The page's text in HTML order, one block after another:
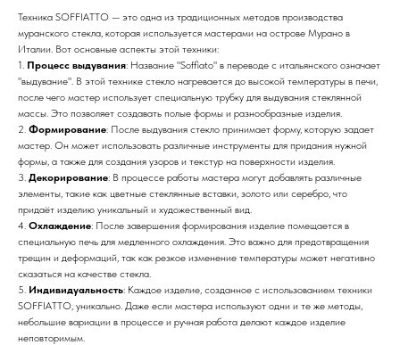
Техника SOFFIATTO — это одна из традиционных методов производства
муранского стекла, которая используется мастерами на острове Мурано в
Италии. Вот основные аспекты этой техники:
1. Процесс выдувания: Название "Soffiato" в переводе с итальянского означает
"выдувание". В этой технике стекло нагревается до высокой температуры в печи,
после чего мастер использует специальную трубку для выдувания стеклянной
массы. Это позволяет создавать полые формы и разнообразные изделия.
2. Формирование: После выдувания стекло принимает форму, которую задает
мастер. Он может использовать различные инструменты для придания нужной
формы, а также для создания узоров и текстур на поверхности изделия.
3. Декорирование: В процессе работы мастера могут добавлять различные
элементы, такие как цветные стеклянные вставки, золото или серебро, что
придаёт изделию уникальный и художественный вид.
4. Охлаждение: После завершения формирования изделие помещается в
специальную печь для медленного охлаждения. Это важно для предотвращения
трещин и деформаций, так как резкое изменение температуры может негативно
сказаться на качестве стекла.
5. Индивидуальность: Каждое изделие, созданное с использованием техники
SOFFIATTO, уникально. Даже если мастера используют одни и те же методы,
небольшие вариации в процессе и ручная работа делают каждое изделие
неповторимым.